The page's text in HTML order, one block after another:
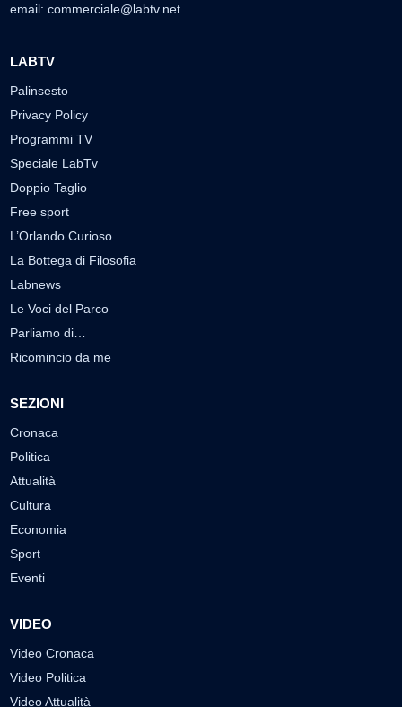
email: commerciale@labtv.net
LABTV
Palinsesto
Privacy Policy
Programmi TV
Speciale LabTv
Doppio Taglio
Free sport
L’Orlando Curioso
La Bottega di Filosofia
Labnews
Le Voci del Parco
Parliamo di…
Ricomincio da me
SEZIONI
Cronaca
Politica
Attualità
Cultura
Economia
Sport
Eventi
VIDEO
Video Cronaca
Video Politica
Video Attualità